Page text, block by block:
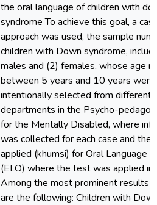
the oral language of children with
syndrome To achieve this goal, a
approach was used, the sample
children with Down syndrome,
males and (2) females, whose age
between 5 years and 10 years were
intentionally selected from different
departments in the Psycho-
for the Mentally Disabled, where
was collected for each case and
applied (khumsi) for Oral Language
(ELO) where the test was applied
Among the most prominent results
are the following: Children with